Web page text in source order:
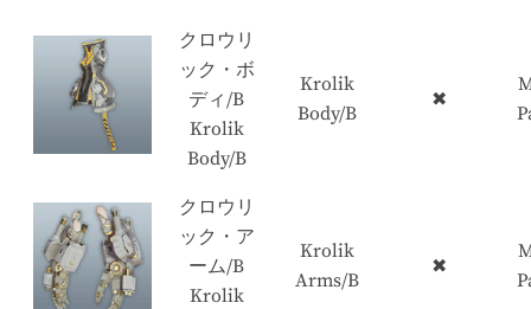
クロウリ
ック・ボ
ディ/B
Krolik
Body/B
Krolik
Body/B
✖
クロウリ
ック・ア
ーム/B
Krolik
Krolik
Arms/B
✖